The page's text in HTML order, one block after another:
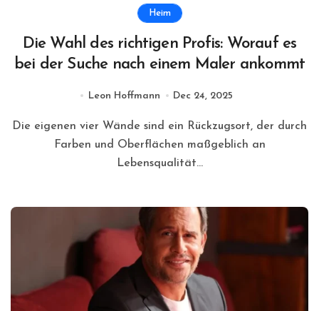
Heim
Die Wahl des richtigen Profis: Worauf es
bei der Suche nach einem Maler ankommt
Leon Hoffmann Dec 24, 2025
Die eigenen vier Wände sind ein Rückzugsort, der durch
Farben und Oberflächen maßgeblich an
Lebensqualität...